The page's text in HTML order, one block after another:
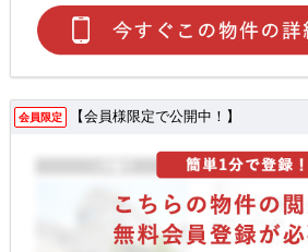
会員限定 【会員様限定で公開中！】